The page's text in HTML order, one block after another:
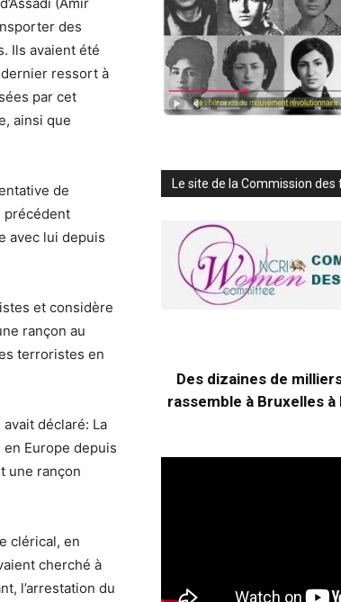
des
Ils avaient été
ressort à
par cet
ainsi que
de
précédent
avec lui depuis
et considère
rançon au
terroristes en
déclaré: La
Europe depuis
une rançon
clérical, en
cherché à
l’arrestation du
Le site de la Commission des
Des dizaines de
rassemble à Bruxelles à